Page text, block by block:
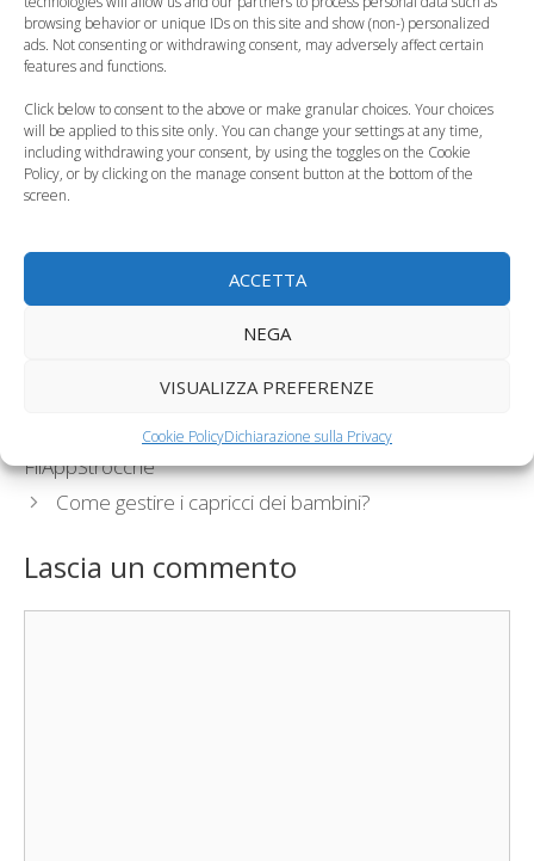
browsing behavior or unique IDs on this site and show (non-) personalized
ads. Not consenting or withdrawing consent, may adversely affect certain
features and functions.
Click below to consent to the above or make granular choices. Your choices
will be applied to this site only. You can change your settings at any time,
including withdrawing your consent, by using the toggles on the Cookie
Policy, or by clicking on the manage consent button at the bottom of the
screen.
ACCETTA
NEGA
VISUALIZZA PREFERENZE
Cookie PolicyDichiarazione sulla Privacy
italiane per misurare
i neonati
un neonato nel
primo mese?
Peso del neonato,
Dall’iniziativa di una mamma, arrivano le
FilAppStrocche
Come gestire i capricci dei bambini?
Lascia un commento